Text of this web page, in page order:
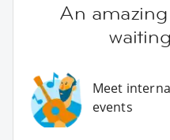
An
Meet
events